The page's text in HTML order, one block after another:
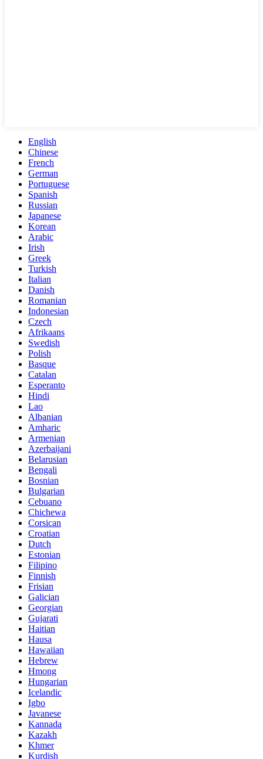
English
Chinese
French
German
Portuguese
Spanish
Russian
Japanese
Korean
Arabic
Irish
Greek
Turkish
Italian
Danish
Romanian
Indonesian
Czech
Afrikaans
Swedish
Polish
Basque
Catalan
Esperanto
Hindi
Lao
Albanian
Amharic
Armenian
Azerbaijani
Belarusian
Bengali
Bosnian
Bulgarian
Cebuano
Chichewa
Corsican
Croatian
Dutch
Estonian
Filipino
Finnish
Frisian
Galician
Georgian
Gujarati
Haitian
Hausa
Hawaiian
Hebrew
Hmong
Hungarian
Icelandic
Igbo
Javanese
Kannada
Kazakh
Khmer
Kurdish